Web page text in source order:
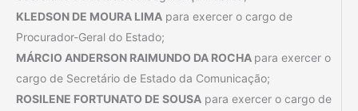
KLEDSON DE MOURA LIMA para exercer o cargo de
Procurador-Geral do Estado;
MÁRCIO ANDERSON RAIMUNDO DA ROCHA para exercer o
cargo de Secretário de Estado da Comunicação;
ROSILENE FORTUNATO DE SOUSA para exercer o cargo de